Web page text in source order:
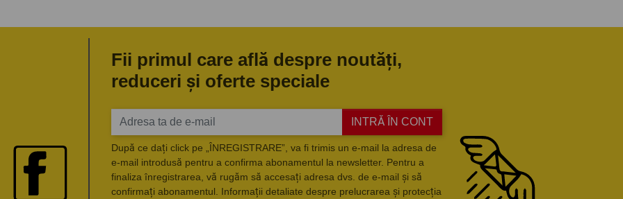
Fii primul care află despre noutăți,
reduceri și oferte speciale
INTRĂ ÎN CONT
După ce dați click pe „ÎNREGISTRARE”, va fi trimis un e-mail la adresa de
e-mail introdusă pentru a confirma abonamentul la newsletter. Pentru a
finaliza înregistrarea, vă rugăm să accesați adresa dvs. de e-mail și să
confirmați abonamentul. Informații detaliate despre prelucrarea și protecția